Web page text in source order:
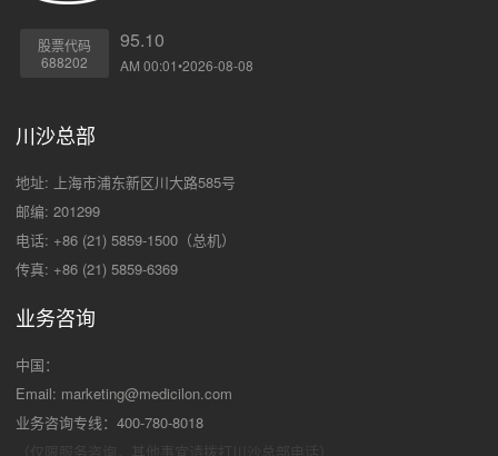
股票代码
688202
95.10
AM 00:01•2026-08-08
川沙总部
地址: 上海市浦东新区川大路585号
邮编: 201299
电话: +86 (21) 5859-1500（总机）
传真: +86 (21) 5859-6369
业务咨询
中国：
Email: marketing@medicilon.com
业务咨询专线：400-780-8018